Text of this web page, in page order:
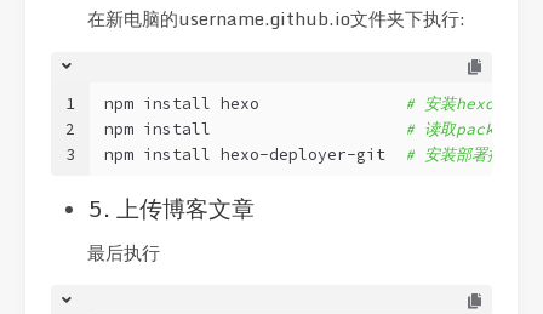
在新电脑的username.github.io文件夹下执行:
1
2
3
npm install hexo
# 安装hexo博客
npm install
# 读取
npm install hexo-deployer-git
# 安装部署插件(
5. 上传博客文章
最后执行